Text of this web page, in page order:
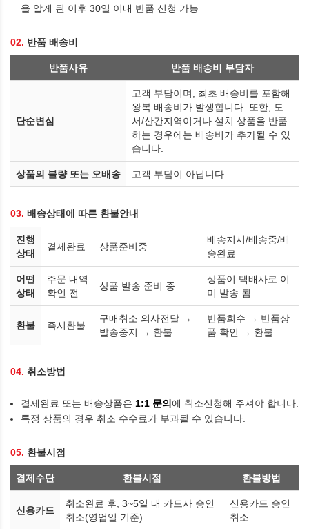
을 알게 된 이후 30일 이내 반품 신청 가능
02. 반품 배송비
반품사유 반품 배송비 부담자
단순변심
고객 부담이며, 최초 배송비를 포함해
왕복 배송비가 발생합니다. 또한, 도
서/산간지역이거나 설치 상품을 반품
하는 경우에는 배송비가 추가될 수 있
습니다.
상품의 불량 또는 오배송 고객 부담이 아닙니다.
03. 배송상태에 따른 환불안내
진행
상태
결제완료 상품준비중
배송지시/배송중/배
송완료
어떤
상태
주문 내역
확인 전
상품 발송 준비 중
상품이 택배사로 이
미 발송 됨
환불 즉시환불
구매취소 의사전달 →
발송중지 → 환불
반품회수 → 반품상
품 확인 → 환불
04. 취소방법
결제완료 또는 배송상품은 1:1 문의에 취소신청해 주셔야 합니다.
특정 상품의 경우 취소 수수료가 부과될 수 있습니다.
05. 환불시점
결제수단 환불시점 환불방법
신용카드
취소완료 후, 3~5일 내 카드사 승인
취소(영업일 기준)
신용카드 승인
취소